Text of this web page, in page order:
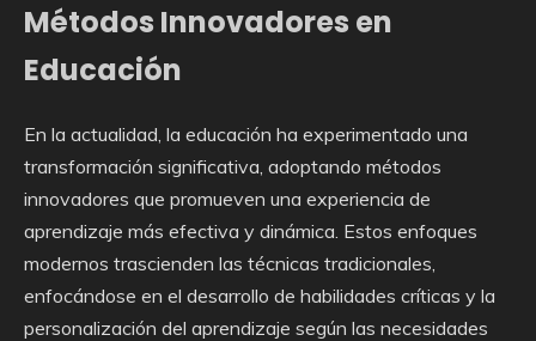
Métodos Innovadores en
Educación
En la actualidad, la educación ha experimentado una
transformación significativa, adoptando métodos
innovadores que promueven una experiencia de
aprendizaje más efectiva y dinámica. Estos enfoques
modernos trascienden las técnicas tradicionales,
enfocándose en el desarrollo de habilidades críticas y la
personalización del aprendizaje según las necesidades